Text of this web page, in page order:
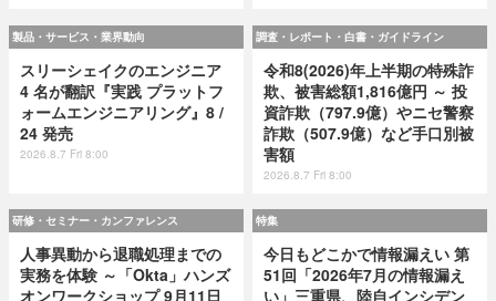
製品・サービス・業界動向
スリーシェイクのエンジニア
4 名が翻訳『実践 プラットフ
ォームエンジニアリング』8 /
24 発売
2026.8.7 Fri 8:00
調査・レポート・白書・ガイドライン
令和8(2026)年上半期の特殊詐
欺、被害総額1,816億円 ～ 投
資詐欺（797.9億）やニセ警察
詐欺（507.9億）など手口別被
害額
2026.8.7 Fri 8:00
研修・セミナー・カンファレンス
人事異動から退職処理までの
実務を体験 ～「Okta」ハンズ
オンワークショップ 9月11日
特集
今日もどこかで情報漏えい 第
51回「2026年7月の情報漏え
い」三重県、陸自インシデン